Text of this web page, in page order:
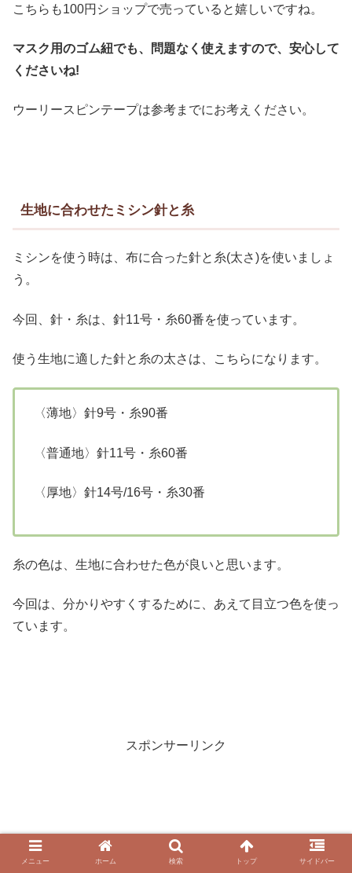
こちらも100円ショップで売っていると嬉しいですね。
マスク用のゴム紐でも、問題なく使えますので、安心して
くださいね!
ウーリースピンテープは参考までにお考えください。
生地に合わせたミシン針と糸
ミシンを使う時は、布に合った針と糸(太さ)を使いましょ
う。
今回、針・糸は、針11号・糸60番を使っています。
使う生地に適した針と糸の太さは、こちらになります。
〈薄地〉針9号・糸90番
〈普通地〉針11号・糸60番
〈厚地〉針14号/16号・糸30番
糸の色は、生地に合わせた色が良いと思います。
今回は、分かりやすくするために、あえて目立つ色を使っ
ています。
スポンサーリンク
メニュー ホーム 検索 トップ サイドバー